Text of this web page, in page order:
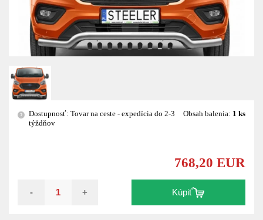
?
Dostupnosť: Tovar na ceste - expedícia do 2-3
týždňov
Obsah balenia: 1 ks
768,20 EUR
- + Kúpiť